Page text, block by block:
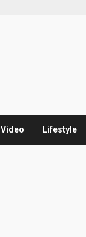
Video Lifestyle